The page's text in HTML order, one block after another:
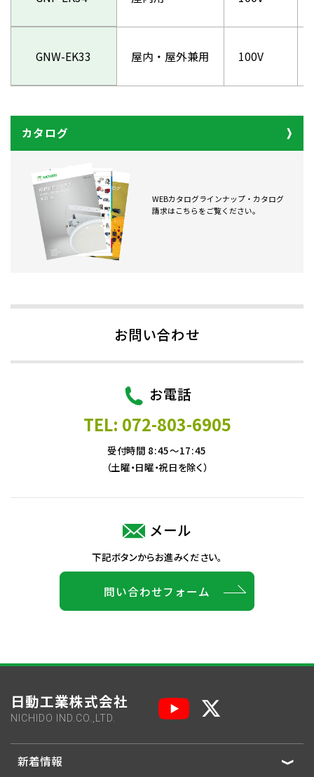
GNW-EK33 屋内・屋外兼用 100V
カタログ
WEBカタログラインナップ・カタログ
請求はこちらをご覧ください。
お問い合わせ
お電話
TEL: 072-803-6905
受付時間 8:45～17:45
（土曜・日曜・祝日を除く）
メール
下記ボタンからお進みください。
問い合わせフォーム
日動工業株式会社
NICHIDO IND.CO.,LTD.
新着情報